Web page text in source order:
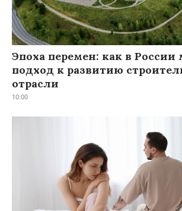
Эпоха перемен: как в России
подход к развитию
отрасли
10:00